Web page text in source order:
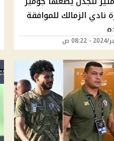
نادي الزمالك للموافقة